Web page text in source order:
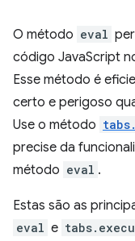
O método eval
código JavaScript
Esse método é
certo e perigoso
Use o método
precise da
método eval .
Estas são as
eval e